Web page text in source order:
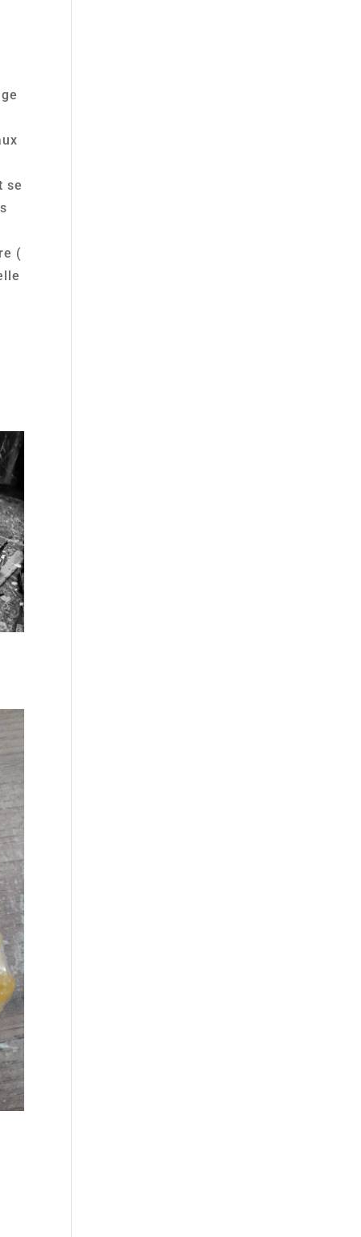
se
(